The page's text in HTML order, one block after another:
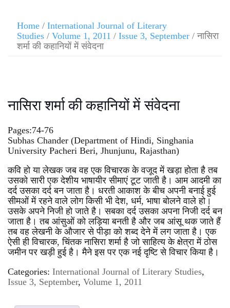
Home / International Journal of Literary
Studies / Volume 1, 2011 / Issue 3, September / नासिरा
शर्मा की कहानियों में संवेदना
नासिरा शर्मा की कहानियों में संवेदना
Pages:74-76
Subhas Chander (Department of Hindi, Singhania
University Pacheri Beri, Jhunjunu, Rajasthan)
कवि हो या लेखक जब वह एक विचारक के वजूद में खड़ा होता है तब
उसको सारी एक देशीय भाषायीर सीमाएं टूट जाती है। आम आदमी का
दर्द उसका दर्द बन जाता है। धरती आकाश के बीच अपनी बनाई हुई
सीमओं में रहने वाले लोग किसी भी देश, धर्म, भाषा बोलने वाले हो।
उसके अपने निजी हो जाते है। सबका दर्द उसका अपना निजी दर्द बन
जाता है। तब आंसुओं को लड़िया बनती है और जब आंसू थक जाते हैं
तब वह लेखनी के औजार से पीड़ा को शब्द देने में लग जाता है। एक
ऐसी ही विचारक, चिंतक नासिरा शर्मा है जो साहित्य के क्षेत्रा में ठोस
जमीन पर खड़ी हुई है। मैने इस पर एक नई दृष्टि से विचार किया है।
Categories: International Journal of Literary Studies,
Issue 3, September, Volume 1, 2011